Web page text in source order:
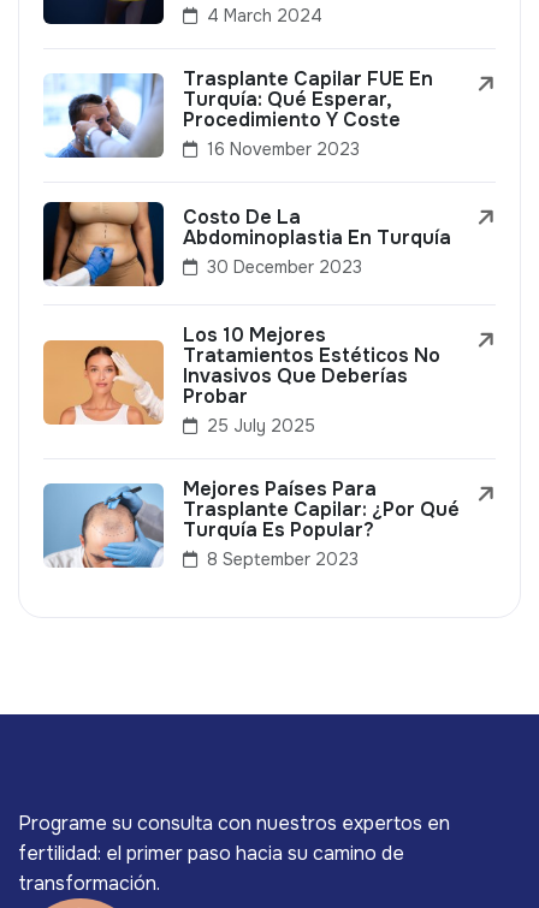
4 March 2024
Trasplante Capilar FUE En
Turquía: Qué Esperar,
Procedimiento Y Coste
16 November 2023
Costo De La
Abdominoplastia En Turquía
30 December 2023
Los 10 Mejores
Tratamientos Estéticos No
Invasivos Que Deberías
Probar
25 July 2025
Mejores Países Para
Trasplante Capilar: ¿Por Qué
Turquía Es Popular?
8 September 2023
Programe su consulta con nuestros expertos en
fertilidad: el primer paso hacia su camino de
transformación.